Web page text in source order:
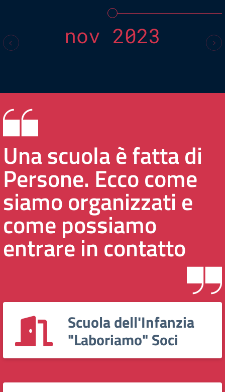
nov 2023
Una scuola è fatta di
Persone. Ecco come
siamo organizzati e
come possiamo
entrare in contatto
Scuola dell'Infanzia
"Laboriamo" Soci